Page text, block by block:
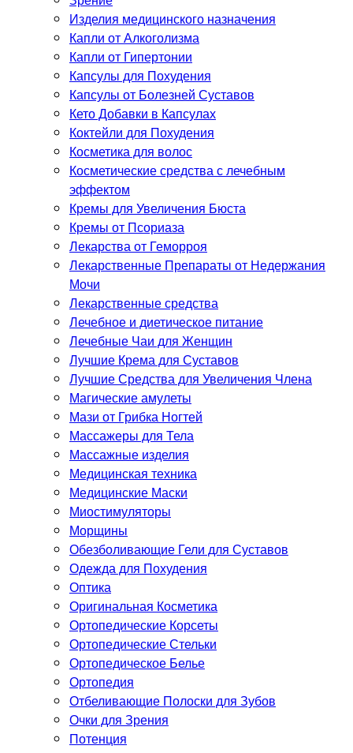
Изделия медицинского назначения
Капли от Алкоголизма
Капли от Гипертонии
Капсулы для Похудения
Капсулы от Болезней Суставов
Кето Добавки в Капсулах
Коктейли для Похудения
Косметика для волос
Косметические средства с лечебным
эффектом
Кремы для Увеличения Бюста
Кремы от Псориаза
Лекарства от Геморроя
Лекарственные Препараты от Недержания
Мочи
Лекарственные средства
Лечебное и диетическое питание
Лечебные Чаи для Женщин
Лучшие Крема для Суставов
Лучшие Средства для Увеличения Члена
Магические амулеты
Мази от Грибка Ногтей
Массажеры для Тела
Массажные изделия
Медицинская техника
Медицинские Маски
Миостимуляторы
Морщины
Обезболивающие Гели для Суставов
Одежда для Похудения
Оптика
Оригинальная Косметика
Ортопедические Корсеты
Ортопедические Стельки
Ортопедическое Белье
Ортопедия
Отбеливающие Полоски для Зубов
Очки для Зрения
Потенция